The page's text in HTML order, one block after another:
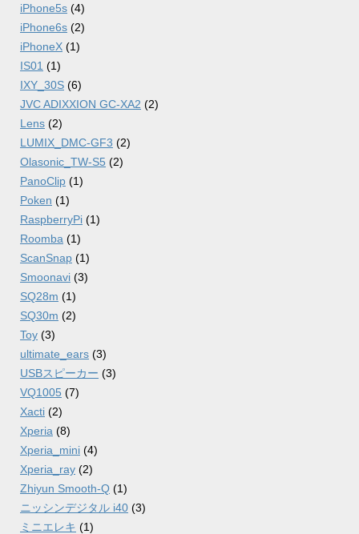
iPhone5s (4)
iPhone6s (2)
iPhoneX (1)
IS01 (1)
IXY_30S (6)
JVC ADIXXION GC-XA2 (2)
Lens (2)
LUMIX_DMC-GF3 (2)
Olasonic_TW-S5 (2)
PanoClip (1)
Poken (1)
RaspberryPi (1)
Roomba (1)
ScanSnap (1)
Smoonavi (3)
SQ28m (1)
SQ30m (2)
Toy (3)
ultimate_ears (3)
USBスピーカー (3)
VQ1005 (7)
Xacti (2)
Xperia (8)
Xperia_mini (4)
Xperia_ray (2)
Zhiyun Smooth-Q (1)
ニッシンデジタル i40 (3)
ミニエレキ (1)